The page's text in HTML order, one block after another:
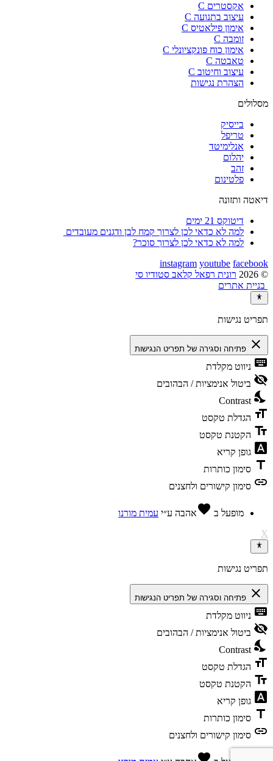
אקסטרים C
עיצוב בתנועה C
אימון פילאטיס C
זומבה C
אימון כוח פונקציונלי C
טאבטה C
עיצוב וחיטוב C
הצהרת נגישות
מסלולים
בייסיק
טריפל
אנלימיטד
יהלום
זהב
פלטינום
דיאטה ותזונה
דיטוקס 21 ימים
למה לא כדאי לכן לצרוך קמח לבן ודגנים מעובדים
למה לא כדאי לכן לצרוך סוכר?
instagram youtube facebook
© 2026
רונית רפאל קלאב סטודיו סי
בניית אתרים
תפריט נגישות
close פתיחה וסגירה של תפריט הנגישות
keyboard ניווט מקלדת
visibility_off ביטול אנימציות / הבהובים
nights_stay
Contrast
format_size הגדלת טקסט
text_fields הקטנת טקסט
font_download גופן קריא
title סימון כותרות
link סימון קישורים ולחצנים
מופעל ב favoriteאהבה ע״י עמית מורנו
X
תפריט נגישות
close פתיחה וסגירה של תפריט הנגישות
keyboard ניווט מקלדת
visibility_off ביטול אנימציות / הבהובים
nights_stay
Contrast
format_size הגדלת טקסט
text_fields הקטנת טקסט
font_download גופן קריא
title סימון כותרות
link סימון קישורים ולחצנים
favorite